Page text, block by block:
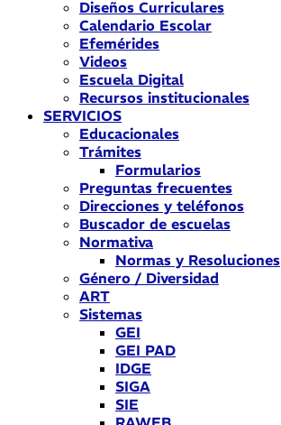
Diseños Curriculares
Calendario Escolar
Efemérides
Videos
Escuela Digital
Recursos institucionales
SERVICIOS
Educacionales
Trámites
Formularios
Preguntas frecuentes
Direcciones y teléfonos
Buscador de escuelas
Normativa
Normas y Resoluciones
Género / Diversidad
ART
Sistemas
GEI
GEI PAD
IDGE
SIGA
SIE